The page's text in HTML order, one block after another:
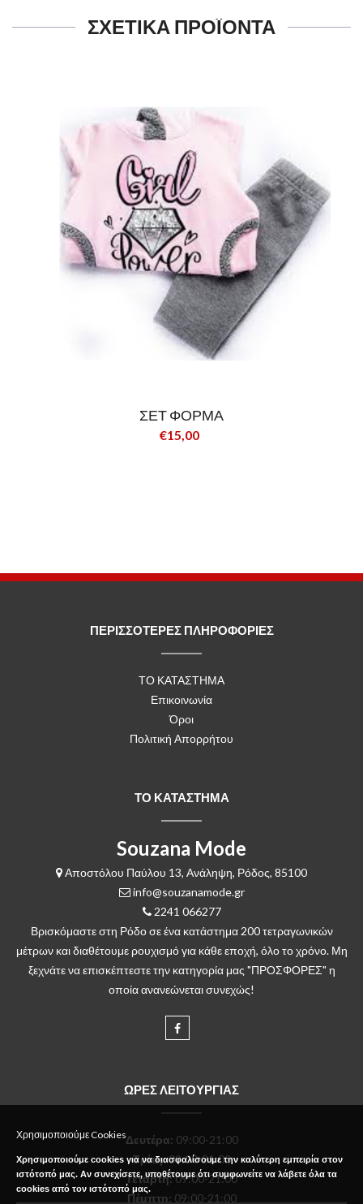
ΣΧΕΤΙΚΑ ΠΡΟΪΟΝΤΑ
ΣΕΤ ΦΟΡΜΑ
€15,00
ΠΕΡΙΣΣΟΤΕΡΕΣ ΠΛΗΡΟΦΟΡΙΕΣ
ΤΟ ΚΑΤΑΣΤΗΜΑ
Επικοινωνία
Όροι
Πολιτική Απορρήτου
ΤΟ ΚΑΤΑΣΤΗΜΑ
Souzana Mode
Αποστόλου Παύλου 13, Ανάληψη, Ρόδος, 85100
info@souzanamode.gr
2241 066277
Βρισκόμαστε στη Ρόδο σε ένα κατάστημα 200 τετραγωνικών
μέτρων και διαθέτουμε ρουχισμό για κάθε εποχή, όλο το χρόνο. Μη
ξεχνάτε να επισκέπτεστε την κατηγορία μας "ΠΡΟΣΦΟΡΕΣ" η
οποία ανανεώνεται συνεχώς!
ΩΡΕΣ ΛΕΙΤΟΥΡΓΙΑΣ
Δευτέρα: 09:00-21:00
Τρίτη:09:00-21:00
Τετάρτη:09:00-21:00
Πέμπτη: 09:00-21:00
Χρησιμοποιούμε Cookies
Χρησιμοποιούμε cookies για να διασφαλίσουμε την καλύτερη εμπειρία στον
ιστότοπό μας. Αν συνεχίσετε, υποθέτουμε ότι συμφωνείτε να λάβετε όλα τα
cookies από τον ιστότοπό μας.